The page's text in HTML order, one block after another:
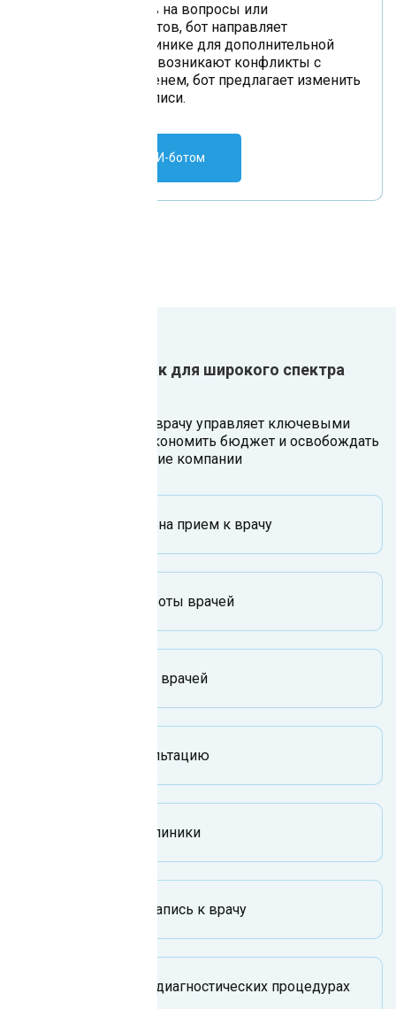
отсутствия ответов на вопросы или
недоступности слотов, бот направляет
пользователя к клинике для дополнительной
информации. Если возникают конфликты с
выбранным временем, бот предлагает изменить
дату или время записи.
Поговорить с ИИ-ботом
Один ИИ-сотрудник для широкого спектра
Чат-бот для записи к врачу управляет ключевыми
процессами, чтобы экономить бюджет и освобождать
Ваш ресурс на развитие компании
Как записаться на прием к врачу
Расписание работы врачей
Специализации врачей
Цены на консультацию
Локализация клиники
Как отменить запись к врачу
Информация о диагностических процедурах